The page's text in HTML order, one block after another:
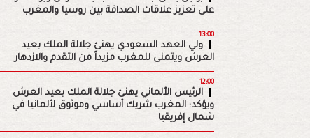
على تعزيز علاقات الصداقة بين روسيا والمغرب
13:00
ولي العهد السعودي يهنئ جلالة الملك بعيد
العرش ويتمنى للمغرب مزيداً من التقدم والازدهار
12:00
الرئيس الألماني يهنئ جلالة الملك بعيد العرش
ويؤكد: المغرب شريك أساسي وموثوق لألمانيا في
شمال إفريقيا